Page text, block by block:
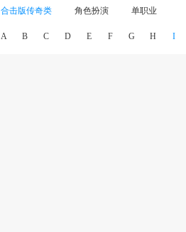
合击版传奇类 角色扮演 单职业
A B C D E F G H I